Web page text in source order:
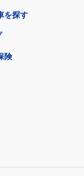
を探す
険